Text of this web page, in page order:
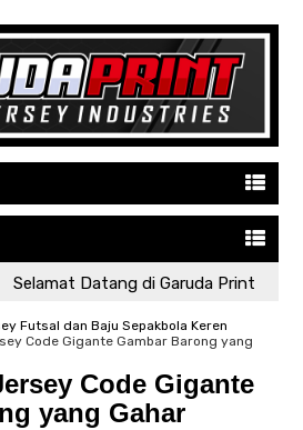
Selamat Datang di Garuda Print
Futsal dan Baju Sepakbola Keren
Code Gigante Gambar Barong yang
Code Gigante
yang Gahar